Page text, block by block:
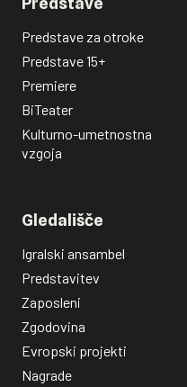
Predstave za otroke
Predstave 15+
Premiere
BiTeater
Kulturno-umetnostna
vzgoja
Gledališče
Igralski ansambel
Predstavitev
Zaposleni
Zgodovina
Evropski projekti
Nagrade